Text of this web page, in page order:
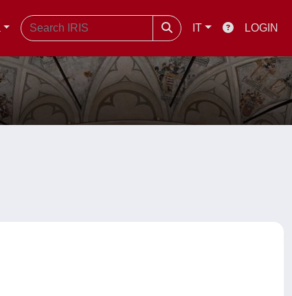
IT LOGIN